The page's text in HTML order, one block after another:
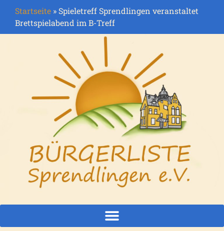
Startseite » Spieletreff Sprendlingen veranstaltet
Brettspielabend im B-Treff